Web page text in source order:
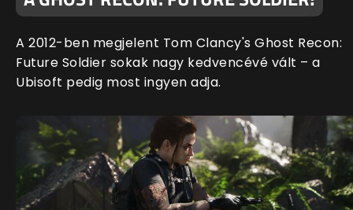
A 2012-ben megjelent Tom Clancy's Ghost Recon:
Future Soldier sokak nagy kedvencévé vált – a
Ubisoft pedig most ingyen adja.